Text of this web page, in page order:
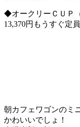
◆オークリーＣＵＰ
13,370円もうすぐ定
朝カフェワゴンのミ
かわいいでしょ！